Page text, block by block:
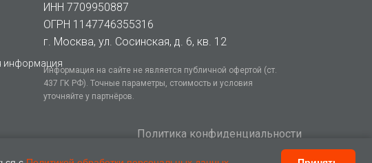
информация
ИНН 7709950887
ОГРН 1147746355316
г. Москва, ул. Сосинская, д. 6, кв. 12
Информация на сайте не является публичной офертой (ст.
437 ГК РФ). Точные параметры, стоимость и условия
уточняйте у партнёров.
Политика конфиденциальности